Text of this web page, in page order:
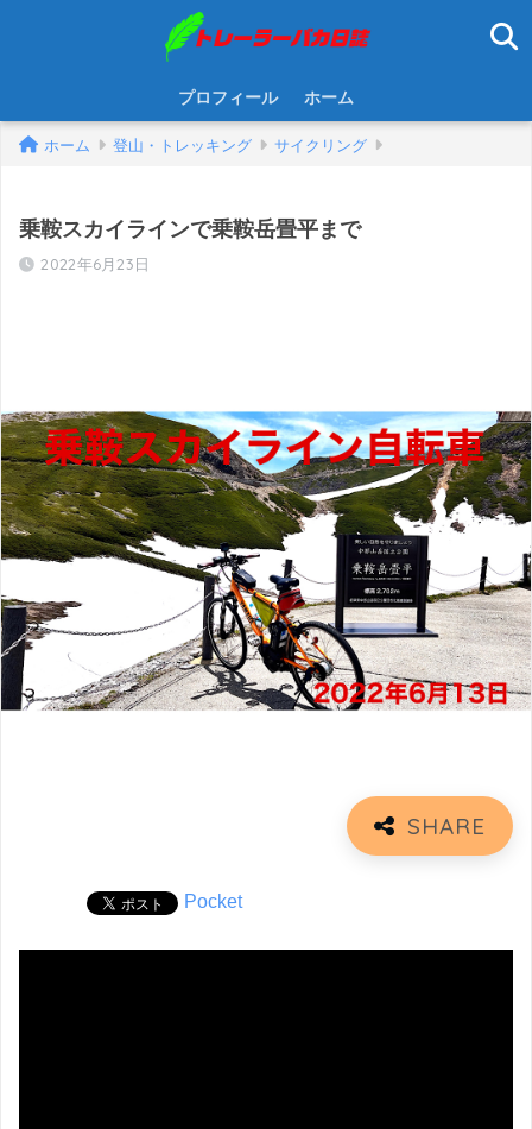
プロフィール ホーム
ホーム 登山・トレッキング サイクリング
乗鞍スカイラインで乗鞍岳畳平まで
2022年6月23日
Pocket